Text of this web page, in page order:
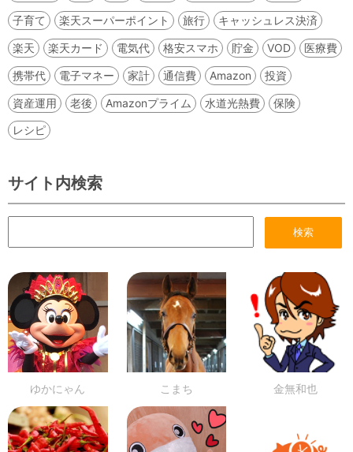
子育て 楽天スーパーポイント 旅行 キャッシュレス決済
楽天 楽天カード 電気代 格安スマホ 貯金 VOD 医療費
携帯代 電子マネー 家計 通信費 Amazon 投資
資産運用 老後 Amazonプライム 水道光熱費
保険
レシピ
サイト内検索
ゆかにゃん こまち 金無和也